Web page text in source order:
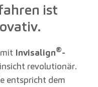
ist
Invisalign®-
revolutionär.
entspricht dem